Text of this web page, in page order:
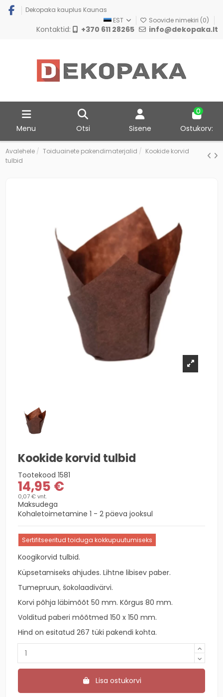
Dekopaka kauplus Kaunas
EST
Soovide nimekiri (0)
Kontaktid: +370 611 28265 info@dekopaka.lt
Menu Otsi Sisene
0
Ostukorv:
Avalehele Toiduainete pakendimaterjalid
Kookide korvid
tulbid
Kookide korvid tulbid
Tootekood 1581
14,95 €
0,07 € vnt.
Maksudega
Kohaletoimetamine 1 - 2 päeva jooksul
Sertifitseeritud toiduga kokkupuutumiseks
Koogikorvid tulbid.
Küpsetamiseks ahjudes. Lihtne libisev paber.
Tumepruun, šokolaadivärvi.
Korvi põhja läbimõõt 50 mm. Kõrgus 80 mm.
Volditud paberi mõõtmed 150 x 150 mm.
Hind on esitatud 267 tüki pakendi kohta.
Lisa ostukorvi